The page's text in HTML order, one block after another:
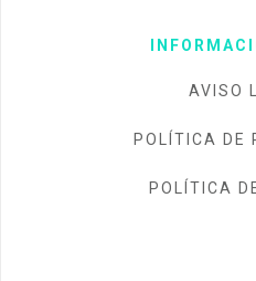
AVISO
POLÍTICA DE
POLÍTICA